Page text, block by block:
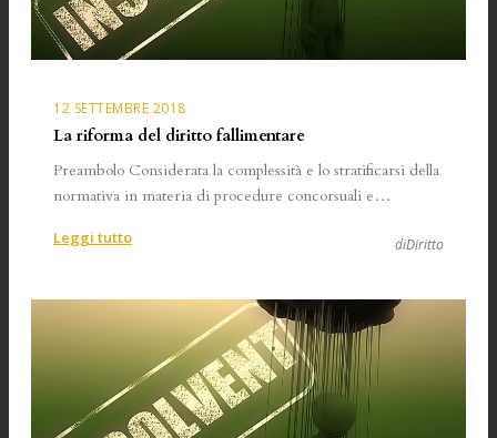
12 SETTEMBRE 2018
La riforma del diritto fallimentare
Preambolo Considerata la complessità e lo stratificarsi della
normativa in materia di procedure concorsuali e…
Leggi tutto:
fallimentare
diDiritto